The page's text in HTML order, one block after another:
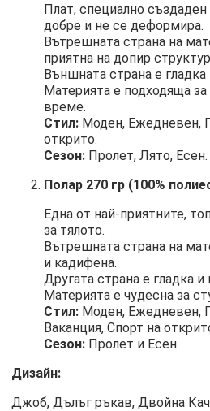
Плат, специално създаден
добре и не се деформира.
Вътрешната страна на
приятна на допир
Външната страна е
Материята е подходяща
време.
Стил: Моден, Ежедневен,
открито.
Сезон: Пролет, Лято, Есен.
Полар 270 гр (100%
Една от най-приятните,
за тялото.
Вътрешната страна на
и кадифена.
Другата страна е гладка и
Материята е чудесна за
Стил: Моден, Ежедневен,
Ваканция, Спорт на
Сезон: Пролет и Есен.
Дизайн:
Джоб, Дълъг ръкав, Двойна